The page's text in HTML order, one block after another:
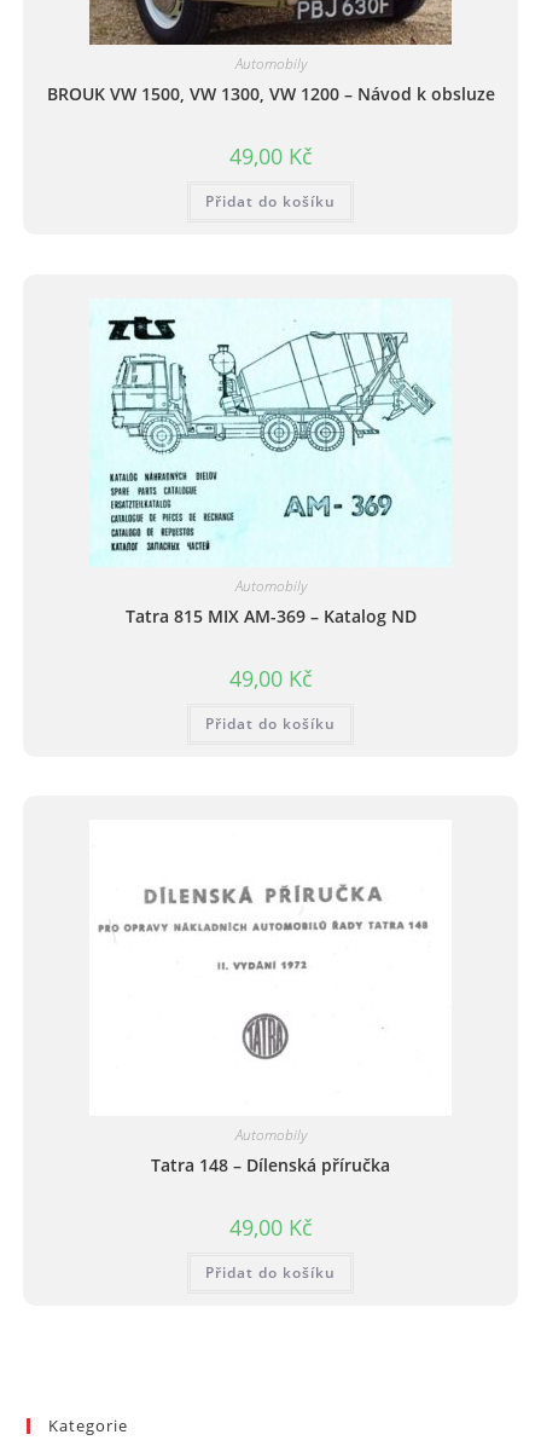
Automobily
BROUK VW 1500, VW 1300, VW 1200 – Návod k obsluze
49,00 Kč
Přidat do košíku
Automobily
Tatra 815 MIX AM-369 – Katalog ND
49,00 Kč
Přidat do košíku
Automobily
Tatra 148 – Dílenská příručka
49,00 Kč
Přidat do košíku
Kategorie